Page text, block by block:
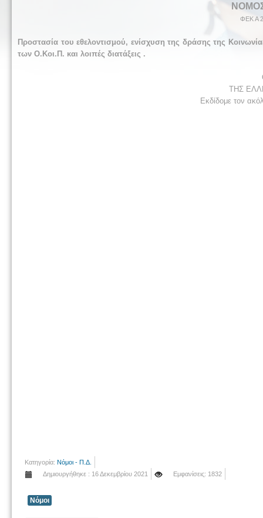
ΦΕΚ Α
Προστασία του εθελοντισμού, ενίσχυση της δράσης της
των Ο.Κοι.Π. και λοιπές διατάξεις .
ΤΗΣ
Εκδίδομε τον
Κατηγορία: Νόμοι - Π.Δ.
Δημιουργήθηκε : 16 Δεκεμβρίου 2021
Εμφανίσεις: 1832
Νόμοι